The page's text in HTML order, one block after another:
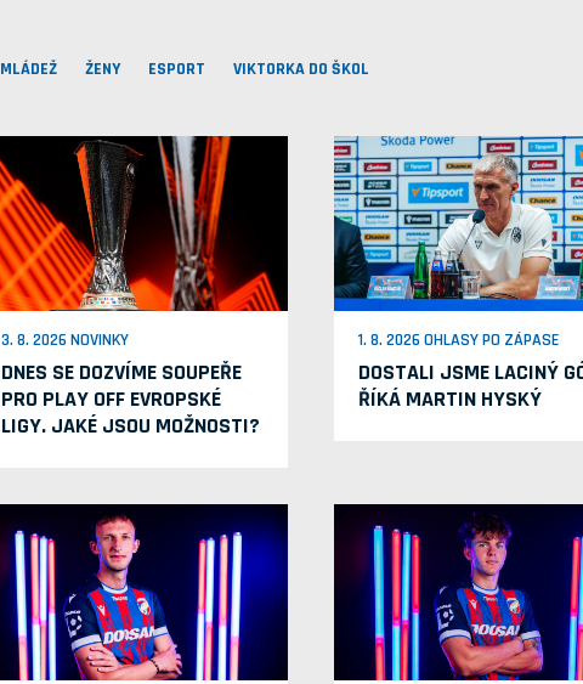
MLÁDEŽ ŽENY ESPORT VIKTORKA DO ŠKOL
3. 8. 2026 NOVINKY
DNES SE DOZVÍME SOUPEŘE
PRO PLAY OFF EVROPSKÉ
LIGY. JAKÉ JSOU MOŽNOSTI?
1. 8. 2026 OHLASY PO ZÁPASE
DOSTALI JSME LACINÝ
ŘÍKÁ MARTIN HYSKÝ